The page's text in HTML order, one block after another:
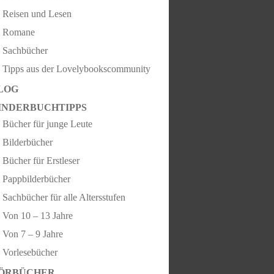
Reisen und Lesen
Romane
Sachbücher
Tipps aus der Lovelybookscommunity
Bücher für junge Leute
Bilderbücher
Bücher für Erstleser
Pappbilderbücher
Sachbücher für alle Altersstufen
Von 10 – 13 Jahre
Von 7 – 9 Jahre
Vorlesebücher